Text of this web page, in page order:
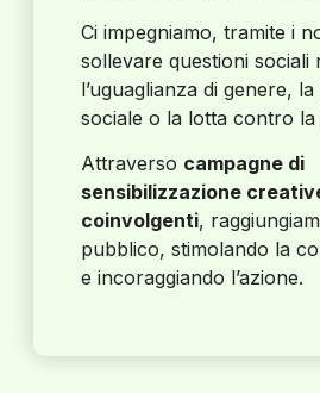
Ci impegniamo, tramite i
sollevare questioni sociali
l’uguaglianza di genere, la
sociale o la lotta contro la
Attraverso campagne di
sensibilizzazione
coinvolgenti,
pubblico, stimolando la
e incoraggiando l’azione.